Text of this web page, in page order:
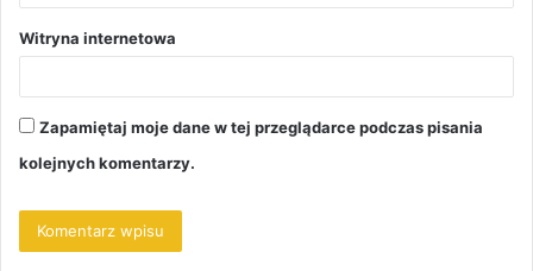
Witryna internetowa
Zapamiętaj moje dane w tej przeglądarce podczas pisania
kolejnych komentarzy.